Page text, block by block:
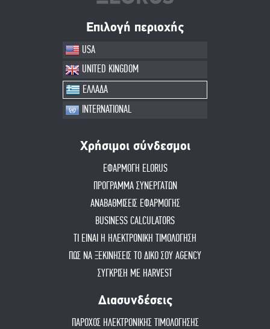
Επιλογή περιοχής
USA
UNITED KINGDOM
ΕΛΛΑΔΑ
INTERNATIONAL
Χρήσιμοι σύνδεσμοι
ΕΦΑΡΜΟΓΗ ELORUS
ΠΡΟΓΡΑΜΜΑ ΣΥΝΕΡΓΑΤΩΝ
ΑΝΑΒΑΘΜΙΣΕΙΣ ΕΦΑΡΜΟΓΗΣ
BUSINESS CALCULATORS
ΤΙ ΕΙΝΑΙ Η ΗΛΕΚΤΡΟΝΙΚΗ ΤΙΜΟΛΟΓΗΣΗ
ΠΏΣ ΝΑ ΞΕΚΙΝΉΣΕΙΣ ΤΟ ΔΙΚΌ ΣΟΥ AGENCY
ΣΥΓΚΡΙΣΗ ΜΕ HARVEST
Διασυνδέσεις
ΠΑΡΟΧΟΣ ΗΛΕΚΤΡΟΝΙΚΗΣ ΤΙΜΟΛΟΓΗΣΗΣ